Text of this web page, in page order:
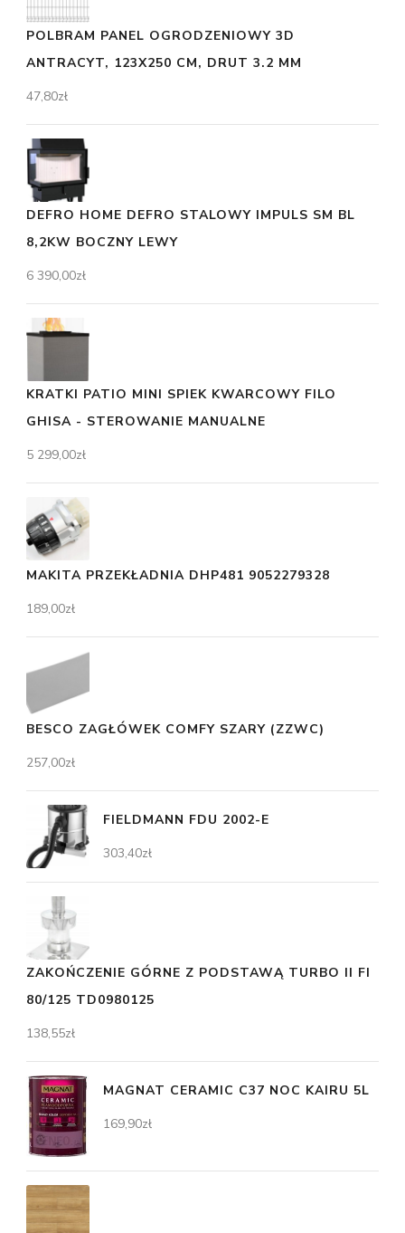
POLBRAM PANEL OGRODZENIOWY 3D
ANTRACYT, 123X250 CM, DRUT 3.2 MM
47,80zł
DEFRO HOME DEFRO STALOWY IMPULS SM BL
8,2KW BOCZNY LEWY
6 390,00zł
KRATKI PATIO MINI SPIEK KWARCOWY FILO
GHISA - STEROWANIE MANUALNE
5 299,00zł
MAKITA PRZEKŁADNIA DHP481 9052279328
189,00zł
BESCO ZAGŁÓWEK COMFY SZARY (ZZWC)
257,00zł
FIELDMANN FDU 2002-E
303,40zł
ZAKOŃCZENIE GÓRNE Z PODSTAWĄ TURBO II FI
80/125 TD0980125
138,55zł
MAGNAT CERAMIC C37 NOC KAIRU 5L
169,90zł